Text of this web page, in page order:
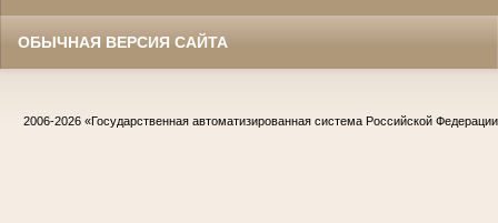
ОБЫЧНАЯ ВЕРСИЯ САЙТА
2006-2026 «Государственная автоматизированная система Российской